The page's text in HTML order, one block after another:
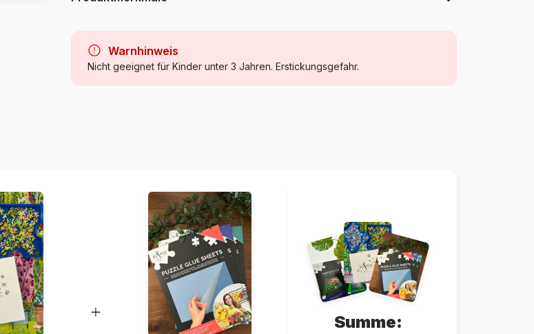
Kategorie
Alter
Puzzle für Erwachsene (500 bis 48000
Puzzlekarton
Warnhinweis
Nicht geeignet für Kinder unter 3 Jahren. Erstickungsgefahr.
Summe: